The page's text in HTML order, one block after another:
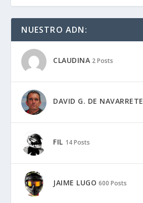
NUESTRO ADN:
CLAUDINA 2 Posts
DAVID G. DE NAVARRETE
FIL 14 Posts
JAIME LUGO 600 Posts